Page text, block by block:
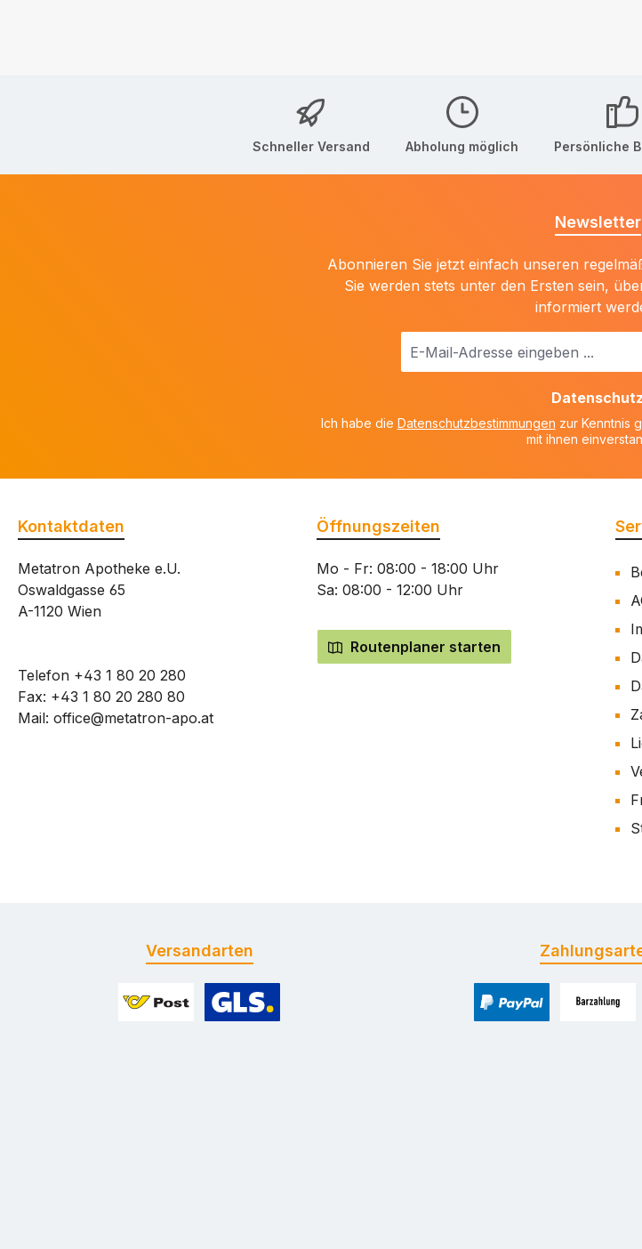
Schneller Versand Abholung möglich Persönliche
Newsletter
Abonnieren Sie jetzt einfach unseren
Sie werden stets unter den Ersten sein,
informiert
E-
Datenschutz
Ich habe die Datenschutzbestimmungen zur Kenntnis
mit ihnen
Kontaktdaten
Metatron Apotheke e.U.
Oswaldgasse 65
A-1120 Wien
Telefon +43 1 80 20 280
Fax: +43 1 80 20 280 80
Mail: office@metatron-apo.at
Öffnungszeiten
Mo - Fr: 08:00 - 18:00 Uhr
Sa: 08:00 - 12:00 Uhr
Routenplaner starten
Versandarten